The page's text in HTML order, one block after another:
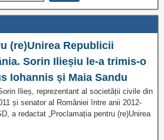
(re)Unirea Republicii
Sorin Ilieșiu le-a trimis-o
Iohannis și Maia Sandu
Ilieș, reprezentant al societății civile din
și senator al României între anii 2012-
a redactat „Proclamația pentru (re)Unirea